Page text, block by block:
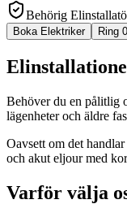
Behörig
Boka Elektriker Ring
Behöver du en pålitlig
lägenheter och äldre
Oavsett om det
och akut eljour med
Varför välja